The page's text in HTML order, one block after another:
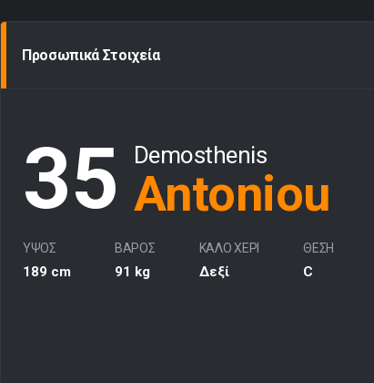
Προσωπικά Στοιχεία
35 Demosthenis
Antoniou
ΥΨΟΣ
189 cm
ΒΑΡΟΣ
91 kg
ΚΑΛΟ ΧΕΡΙ
Δεξί
ΘΕΣΗ
C